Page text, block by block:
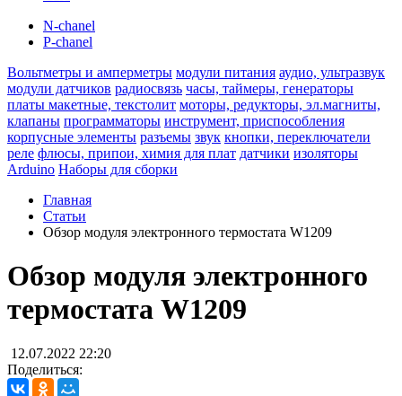
N-chanel
P-chanel
Вольтметры и амперметры модули питания аудио, ультразвук
модули датчиков радиосвязь часы, таймеры, генераторы
платы макетные, текстолит моторы, редукторы, эл.магниты,
клапаны программаторы инструмент, приспособления
корпусные элементы разъемы звук кнопки, переключатели
реле флюсы, припои, химия для плат датчики изоляторы
Arduino Наборы для сборки
Главная
Статьи
Обзор модуля электронного термостата W1209
Обзор модуля электронного
термостата W1209
12.07.2022 22:20
Поделиться: